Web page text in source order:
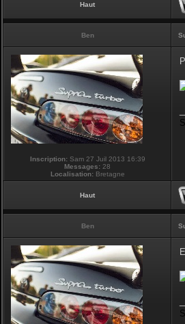
Haut
Ben
Inscription:Sam 27 Juil 2013 16:39
Messages: 28
Localisation:Bretagne
Haut
Ben